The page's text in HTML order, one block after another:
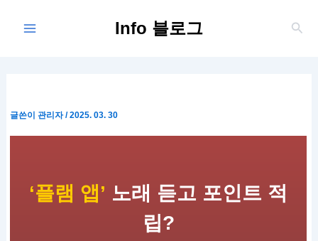
뛰
Info 블로그
검
글쓴이 관리자/2025. 03. 30
‘플램 앱’ 노래 듣고 포인트 적
립?